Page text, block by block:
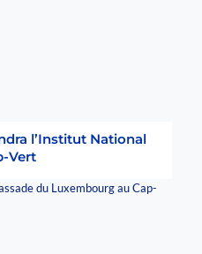
l’Institut National
Vert
du Luxembourg au Cap-